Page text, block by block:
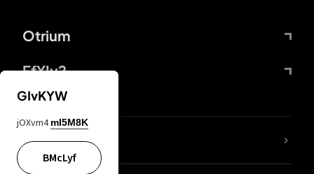
Otrium
FfYIy2
KIjvtr
GIvKYW
jOXvm4 mI5M8K
BMcLyf